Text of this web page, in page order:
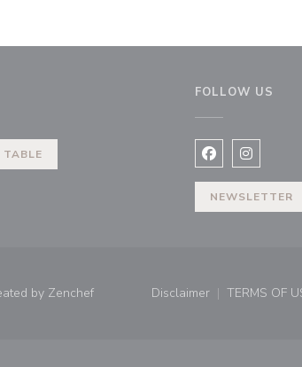
TABLE
FOLLOW US
Facebook
NEWSLETTER
by Zenchef((opens in a new window))
Disclaimer
((opens in a new
TERMS OF